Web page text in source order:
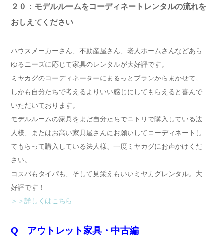
２０：モデルルームをコーディネートレンタルの流れを
おしえてください
ハウスメーカーさん、不動産屋さん、老人ホームさんなどあら
ゆるニーズに応じて家具のレンタルが大好評です。
ミヤカグのコーディネーターにまるっとプランからまかせて、
しかも自分たちで考えるよりいい感じにしてもらえると喜んで
いただいております。
モデルルームの家具をまだ自分たちでニトリで購入している法
人様、またはお高い家具屋さんにお願いしてコーディネートし
てもらって購入している法人様、一度ミヤカグにお声かけくだ
さい。
コスパもタイパも、そして見栄えもいいミヤカグレンタル。大
好評です！
＞＞詳しくはこちら
Q アウトレット家具・中古編